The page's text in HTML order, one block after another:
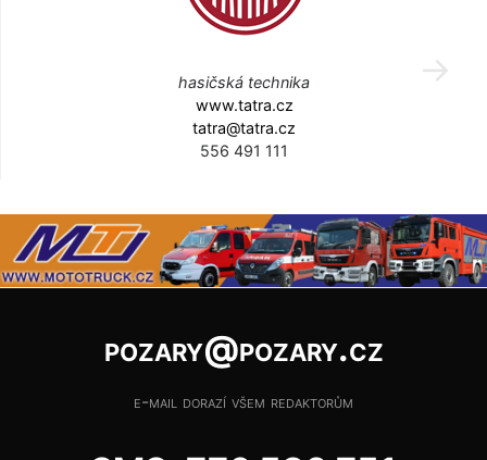
hasičská technika
www.tatra.cz
tatra@tatra.cz
556 491 111
pozary@pozary.cz
e-mail dorazí všem redaktorům